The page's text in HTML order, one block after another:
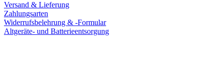
Versand & Lieferung
Zahlungsarten
Widerrufsbelehrung & -Formular
Altgeräte- und Batterieentsorgung